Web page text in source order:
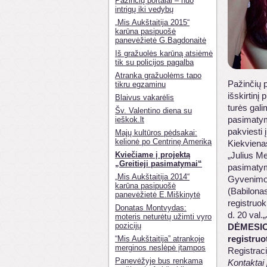
intrigų iki vedybų
„Mis Aukštaitija 2015“
karūna pasipuošė
panevėžietė G.Bagdonaitė
Iš gražuolės karūną atsiėmė
tik su policijos pagalba
Atranka gražuolėms tapo
tikru egzaminu
Blaivus vakarėlis
Šv. Valentino diena su
ieškok.lt
Majų kultūros pėdsakai:
kelionė po Centrinę Ameriką
Kviečiame į projektą
„Greitieji pasimatymai“
„Mis Aukštaitija 2014“
karūna pasipuošė
panevėžietė E.Miškinytė
Donatas Montvydas:
moteris neturėtų užimti vyro
pozicijų
“Mis Aukštaitija” atrankoje
merginos neslėpė įtampos
Panevėžyje bus renkama
Pažinčių
išskirtinį
turės
pakviesti
„Julius
d. 20